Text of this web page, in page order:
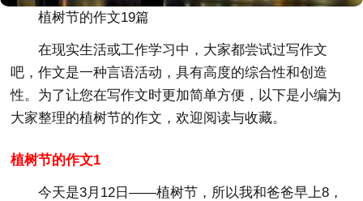
植树节的作文19篇
在现实生活或工作学习中，大家都尝试过写作文
吧，作文是一种言语活动，具有高度的综合性和创造
性。为了让您在写作文时更加简单方便，以下是小编为
大家整理的植树节的作文，欢迎阅读与收藏。
植树节的作文1
今天是3月12日——植树节，所以我和爸爸早上8，